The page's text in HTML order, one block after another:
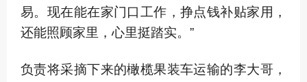
易。现在能在家门口工作，挣点钱补贴家用，
还能照顾家里，心里挺踏实。”
负责将采摘下来的橄榄果装车运输的李大哥，